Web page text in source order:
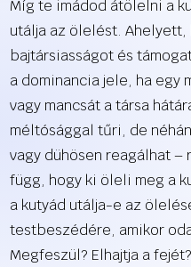
Míg te imádod átölelni a
utálja az ölelést. Ahelyett,
bajtársiasságot és
a dominancia jele, ha egy
vagy mancsát a társa
méltósággal tűri, de
vagy dühösen reagálhat
függ, hogy ki öleli meg a
a kutyád utálja-e az
testbeszédére, amikor
Megfeszül? Elhajtja a